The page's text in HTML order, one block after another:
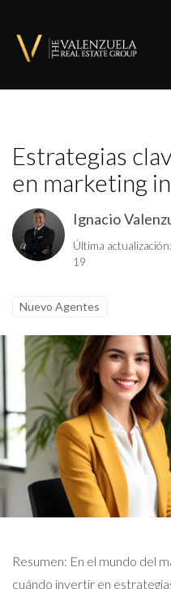
Estrategias
en marketing
Ignacio
Última
19
Nuevo Agentes
Resumen: En el mundo del
cuándo invertir en